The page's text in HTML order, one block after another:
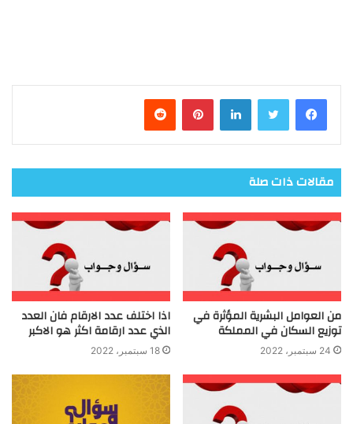
فيسبوك تويتر لينكدإن بينتيريست
مقالات ذات صلة
من العوامل البشرية المؤثرة في
توزيع السكان في المملكة
24 سبتمبر، 2022
اذا اختلف عدد الارقام فان العدد
الذي عدد ارقامة اكثر هو الاكبر
18 سبتمبر، 2022